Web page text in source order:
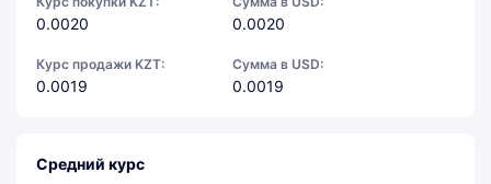
0.0020 0.0020
Курс продажи KZT:
0.0019
Сумма в USD:
0.0019
Средний курс